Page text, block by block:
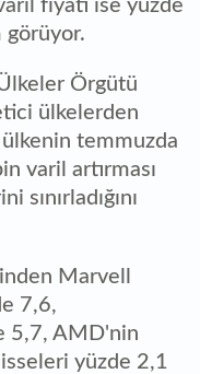
fiyatı ise yüzde
görüyor.
Örgütü
ülkelerden
temmuzda
varil artırması
sınırladığını
Marvell
7,6,
5,7, AMD'nin
yüzde 2,1